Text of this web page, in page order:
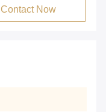
Contact Now